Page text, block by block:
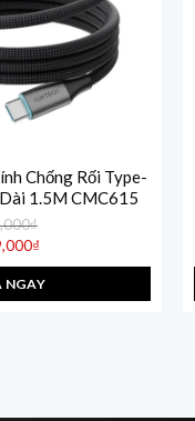
Chống Rối Type-
1.5M CMC615
₫
Giá
gốc
là:
359,000₫.
₫
tại
là:
NGAY